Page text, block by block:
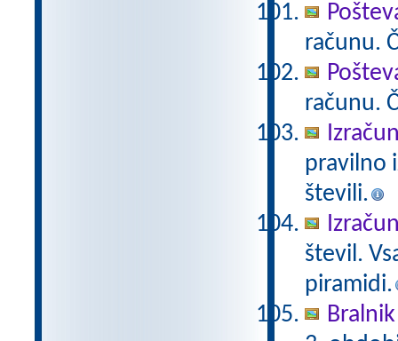
računu.
računu.
pravilno
števili.
števil.
piramidi.